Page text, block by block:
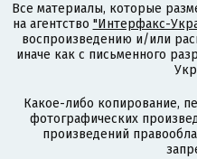
Все материалы, которые
на агентство "Интерфакс-
воспроизведению и/или
иначе как с письменного
Какое-либо копирование,
фотографических
произведений